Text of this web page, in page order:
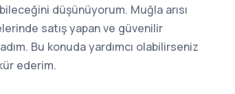
düşünüyorum. Muğla arısı
satış yapan ve güvenilir
Bu konuda yardımcı olabilirseniz
ederim.